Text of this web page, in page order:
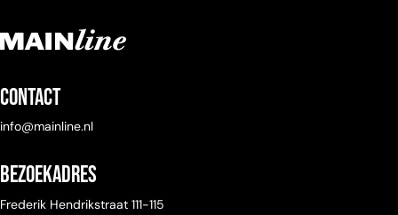
Contact
info@mainline.nl
Bezoekadres
Frederik Hendrikstraat 111-115